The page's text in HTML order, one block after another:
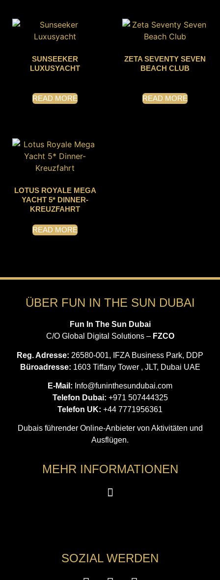
SUNSEEKER
LUXUSYACHT
READ MORE
ZETA SEVENTY SEVEN
BEACH CLUB
READ MORE
LOTUS ROYALE MEGA
YACHT 5* DINNER-
KREUZFAHRT
READ MORE
ÜBER FUN IN THE SUN DUBAI
Fun In The Sun Dubai
C/O Global Digital Solutions – FZCO
Reg. Adresse: 26580-001, IFZA Business Park, DDP
Büroadresse: 1603 Tiffany Tower , JLT, Dubai UAE
E-Mail: Info@funinthesundubai.com
Telefon Dubai: +971 507444325
Telefon UK: +44 7771956361
Dubais führender Online-Anbieter von Aktivitäten und
Ausflügen.
MEHR INFORMATIONEN
SOZIAL WERDEN